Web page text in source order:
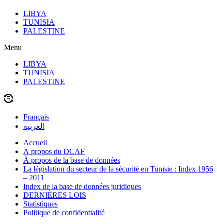
LIBYA
TUNISIA
PALESTINE
Menu
LIBYA
TUNISIA
PALESTINE
Français
العربية
Accueil
À propos du DCAF
À propos de la base de données
La législation du secteur de la sécurité en Tunisie : Index 1956
– 2011
Index de la base de données juridiques
DERNIÈRES LOIS
Statistiques
Politique de confidentialité